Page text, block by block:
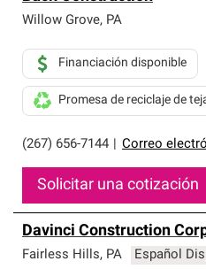
Willow Grove, PA
(267) 656-7144 Correo
Financiación disponible
Promesa de reciclaje de
Solicitar una cotización
Davinci Construction
Fairless Hills, PA Español